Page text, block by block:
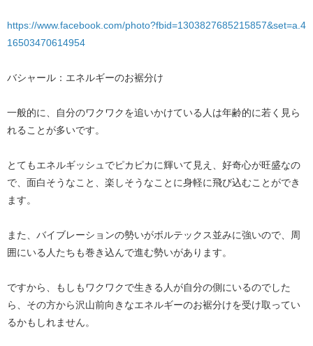
https://www.facebook.com/photo?fbid=1303827685215857&set=a.4
16503470614954
バシャール：エネルギーのお裾分け
一般的に、自分のワクワクを追いかけている人は年齢的に若く見ら
れることが多いです。
とてもエネルギッシュでピカピカに輝いて見え、好奇心が旺盛なの
で、面白そうなこと、楽しそうなことに身軽に飛び込むことができ
ます。
また、バイブレーションの勢いがボルテックス並みに強いので、周
囲にいる人たちも巻き込んで進む勢いがあります。
ですから、もしもワクワクで生きる人が自分の側にいるのでした
ら、その方から沢山前向きなエネルギーのお裾分けを受け取ってい
るかもしれません。